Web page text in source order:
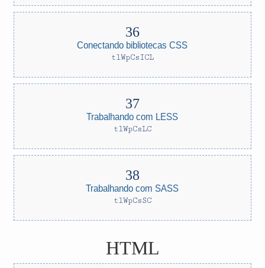
Conectando bibliotecas CSS
tlWpCsICL
Trabalhando com LESS
tlWpCsLC
Trabalhando com SASS
tlWpCsSC
HTML